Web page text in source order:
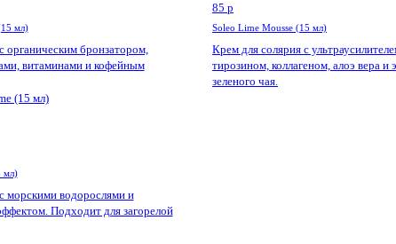
мл)
органическим бронзатором,
витаминами и кофейным
85 p
Soleo Lime Mousse (15 мл)
Крем для солярия с
тирозином, коллагеном, алоэ вера и
зеленого чая.
мл)
морскими водорослями и
Подходит для загорелой